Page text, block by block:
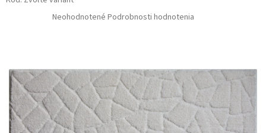
Priemerné
hodnotenie
Neohodnotené Podrobnosti hodnotenia